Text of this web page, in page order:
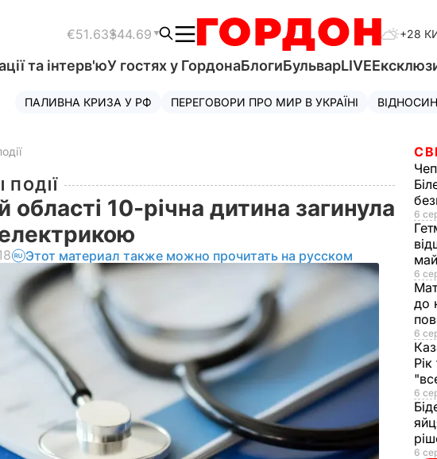
€51.63$44.69 +28
та інтерв'юУ гостях у ГордонаБлогиБульварLIVE
ПАЛИВНА КРИЗА У РФ ПЕРЕГОВОРИ ПРО МИР В УКРАЇНІ
ПОДІЇ
області 10-річна дитина загинула
Этот материал также можно прочитать на русском
6
6
до
6
6
6